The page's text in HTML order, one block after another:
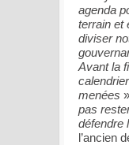
agenda
terrain et
diviser
Avant la
menées
pas
défendre
l’ancien